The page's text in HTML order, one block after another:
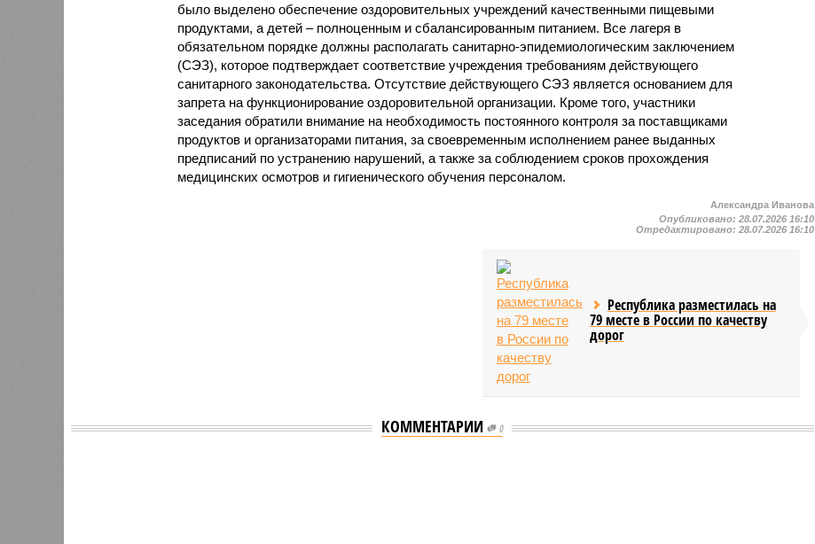
было выделено обеспечение оздоровительных учреждений качественными пищевыми
продуктами, а детей – полноценным и сбалансированным питанием. Все лагеря в
обязательном порядке должны располагать санитарно-эпидемиологическим заключением
(СЭЗ), которое подтверждает соответствие учреждения требованиям действующего
санитарного законодательства. Отсутствие действующего СЭЗ является основанием для
запрета на функционирование оздоровительной организации. Кроме того, участники
заседания обратили внимание на необходимость постоянного контроля за поставщиками
продуктов и организаторами питания, за своевременным исполнением ранее выданных
предписаний по устранению нарушений, а также за соблюдением сроков прохождения
медицинских осмотров и гигиенического обучения персоналом.
Александра Иванова
Опубликовано:28.07.2026 16:10
Отредактировано:28.07.2026 16:10
Республика разместилась на
79 месте в России по качеству
дорог
КОММЕНТАРИИ 0